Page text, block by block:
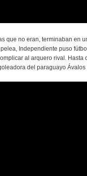
que no eran, terminaban en
Independiente puso
al arquero rival.
del paraguayo